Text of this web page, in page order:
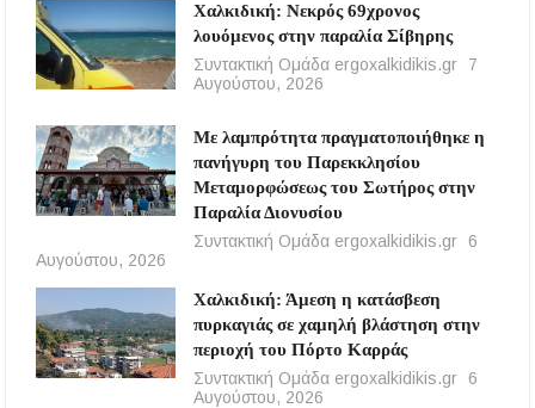
Χαλκιδική: Νεκρός 69χρονος
λουόμενος στην παραλία Σίβηρης
Συντακτική Ομάδα ergoxalkidikis.gr
7
Αυγούστου, 2026
Με λαμπρότητα πραγματοποιήθηκε η
πανήγυρη του Παρεκκλησίου
Μεταμορφώσεως του Σωτήρος στην
Παραλία Διονυσίου
Συντακτική Ομάδα ergoxalkidikis.gr
6
Αυγούστου, 2026
Χαλκιδική: Άμεση η κατάσβεση
πυρκαγιάς σε χαμηλή βλάστηση στην
περιοχή του Πόρτο Καρράς
Συντακτική Ομάδα ergoxalkidikis.gr
6
Αυγούστου, 2026